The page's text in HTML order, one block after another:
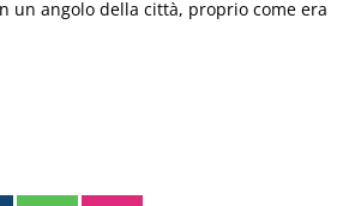
un angolo della città, proprio come era